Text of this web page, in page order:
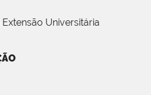
Universitária